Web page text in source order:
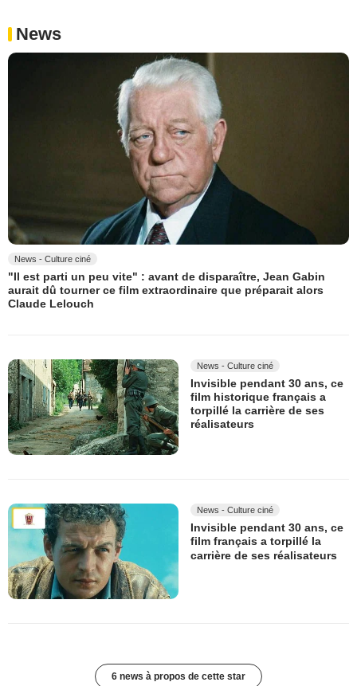
News
News - Culture ciné
"Il est parti un peu vite" : avant de disparaître, Jean Gabin
aurait dû tourner ce film extraordinaire que préparait alors
Claude Lelouch
News - Culture ciné
Invisible pendant 30 ans, ce
film historique français a
torpillé la carrière de ses
réalisateurs
News - Culture ciné
Invisible pendant 30 ans, ce
film français a torpillé la
carrière de ses réalisateurs
6 news à propos de cette star